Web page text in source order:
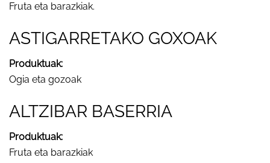
Fruta eta barazkiak.
ASTIGARRETAKO GOXOAK
Produktuak:
Ogia eta gozoak
ALTZIBAR BASERRIA
Produktuak:
Fruta eta barazkiak